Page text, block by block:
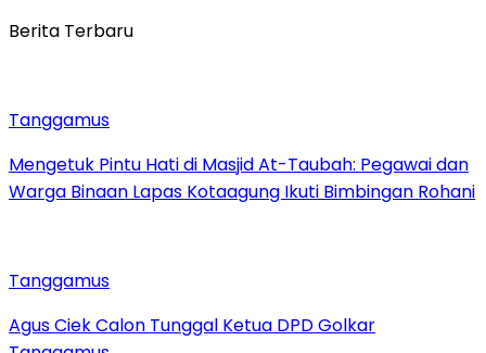
Berita Terbaru
Tanggamus
Mengetuk Pintu Hati di Masjid At-Taubah: Pegawai dan
Warga Binaan Lapas Kotaagung Ikuti Bimbingan Rohani
Tanggamus
Agus Ciek Calon Tunggal Ketua DPD Golkar